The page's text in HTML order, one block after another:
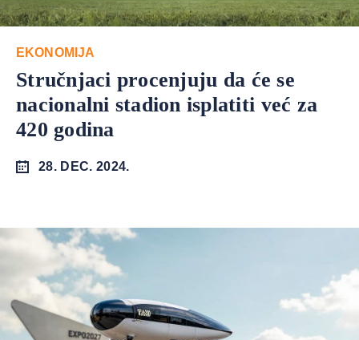
EKONOMIJA
Stručnjaci procenjuju da će se
nacionalni stadion isplatiti već za
420 godina
28. DEC. 2024.